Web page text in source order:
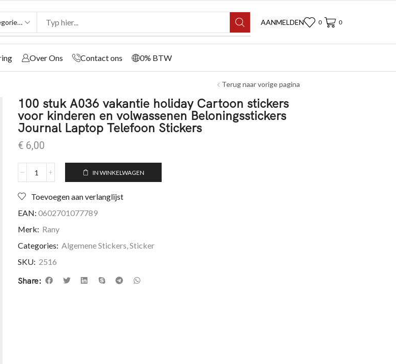
AANMELDEN 0 0
Over Ons Contact ons 0% BTW
Terug naar vorige pagina
100 stuk A036 vakantie holiday Cartoon stickers
voor kinderen en volwassenen Beloningsstickers
Journal Laptop Telefoon Stickers
€ 6,00
IN WINKELWAGEN
Toevoegen aan verlanglijst
EAN: 0602701077789
Merk: Rany
Categories: Algemene Stickers,Sticker
SKU: 2516
Share: